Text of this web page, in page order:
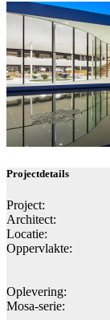
Projectdetails
Project:
Architect:
Locatie:
Oppervlakte:
Oplevering:
Mosa-serie: